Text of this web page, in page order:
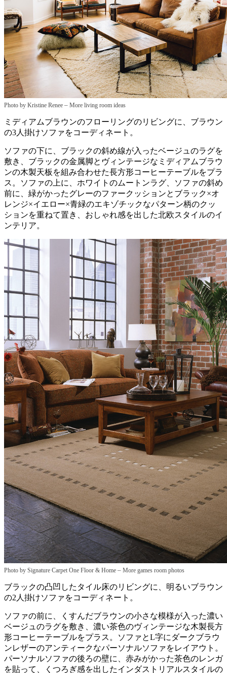
Photo by Kristine Renee – More living room ideas
ミディアムブラウンのフローリングのリビングに、ブラウン
の3人掛けソファをコーディネート。
ソファの下に、ブラックの斜め線が入ったベージュのラグを
敷き、ブラックの金属脚とヴィンテージなミディアムブラウ
ンの木製天板を組み合わせた長方形コーヒーテーブルをプラ
ス。ソファの上に、ホワイトのムートンラグ、ソファの斜め
前に、緑がかったグレーのファークッションとブラック×オ
レンジ×イエロー×青緑のエキゾチックなパターン柄のクッ
ションを重ねて置き、おしゃれ感を出した北欧スタイルのイ
ンテリア。
Photo by Signature Carpet One Floor & Home – More games room photos
ブラックの凸凹したタイル床のリビングに、明るいブラウン
の2人掛けソファをコーディネート。
ソファの前に、くすんだブラウンの小さな模様が入った濃い
ベージュのラグを敷き、濃い茶色のヴィンテージな木製長方
形コーヒーテーブルをプラス。ソファとL字にダークブラウ
ンレザーのアンティークなパーソナルソファをレイアウト。
パーソナルソファの後ろの壁に、赤みがかった茶色のレンガ
を貼って、くつろぎ感を出したインダストリアルスタイルの